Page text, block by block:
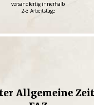
versandfertig innerhalb
2-3 Arbeitstage
Allgemeine